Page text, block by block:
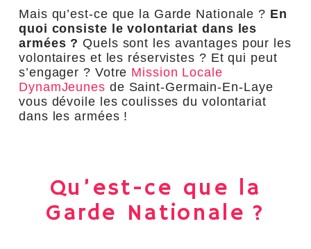
Mais qu’est-ce que la Garde Nationale ? En
quoi consiste le volontariat dans les
armées ? Quels sont les avantages pour les
volontaires et les réservistes ? Et qui peut
s’engager ? Votre Mission Locale
DynamJeunes de Saint-Germain-En-Laye
vous dévoile les coulisses du volontariat
dans les armées !
Qu’est-ce que la
Garde Nationale ?